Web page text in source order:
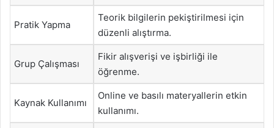
Pratik Yapma
Teorik bilgilerin pekiştirilmesi için
düzenli alıştırma.
Grup Çalışması
Fikir alışverişi ve işbirliği ile
öğrenme.
Kaynak Kullanımı
Online ve basılı materyallerin etkin
kullanımı.